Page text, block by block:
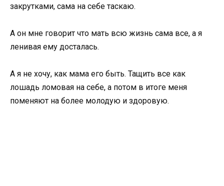
закрутками, сама на себе таскаю.
А он мне говорит что мать всю жизнь сама все, а я
ленивая ему досталась.
А я не хочу, как мама его быть. Тащить все как
лошадь ломовая на себе, а потом в итоге меня
поменяют на более молодую и здоровую.